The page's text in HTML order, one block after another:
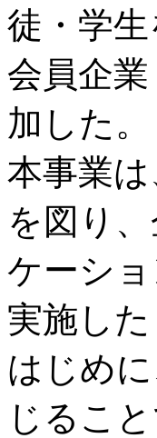
徒・学
会員企
加した。
本事業
を図り
ケーシ
実施した
はじめ
じるこ